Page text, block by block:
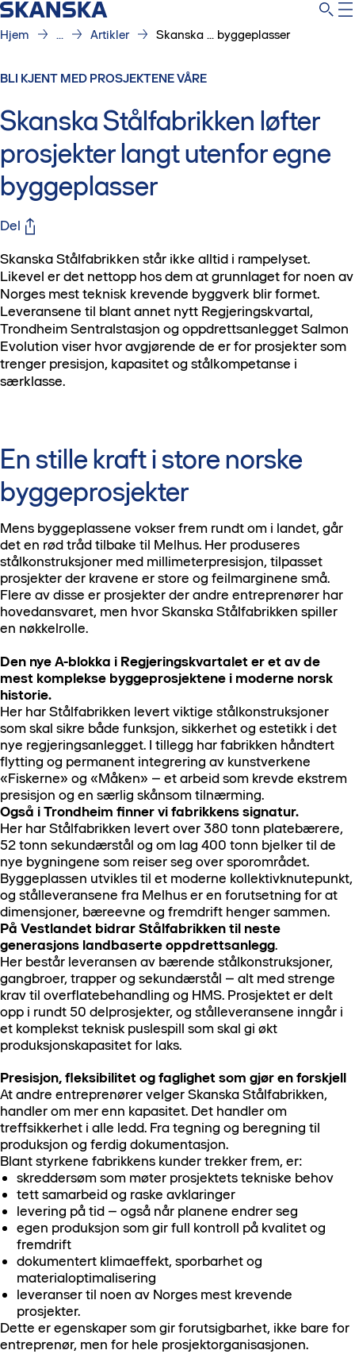
Hjem ... Artikler Skanska ... byggeplasser
BLI KJENT MED PROSJEKTENE VÅRE
Skanska Stålfabrikken løfter
prosjekter langt utenfor egne
byggeplasser
Del
Skanska Stålfabrikken står ikke alltid i rampelyset.
Likevel er det nettopp hos dem at grunnlaget for noen av
Norges mest teknisk krevende byggverk blir formet.
Leveransene til blant annet nytt Regjeringskvartal,
Trondheim Sentralstasjon og oppdrettsanlegget Salmon
Evolution viser hvor avgjørende de er for prosjekter som
trenger presisjon, kapasitet og stålkompetanse i
særklasse.
En stille kraft i store norske
byggeprosjekter
Mens byggeplassene vokser frem rundt om i landet, går
det en rød tråd tilbake til Melhus. Her produseres
stålkonstruksjoner med millimeterpresisjon, tilpasset
prosjekter der kravene er store og feilmarginene små.
Flere av disse er prosjekter der andre entreprenører har
hovedansvaret, men hvor Skanska Stålfabrikken spiller
en nøkkelrolle.
Den nye A-blokka i Regjeringskvartalet er et av de
mest komplekse byggeprosjektene i moderne norsk
historie.
Her har Stålfabrikken levert viktige stålkonstruksjoner
som skal sikre både funksjon, sikkerhet og estetikk i det
nye regjeringsanlegget. I tillegg har fabrikken håndtert
flytting og permanent integrering av kunstverkene
«Fiskerne» og «Måken» – et arbeid som krevde ekstrem
presisjon og en særlig skånsom tilnærming.
Også i Trondheim finner vi fabrikkens signatur.
Her har Stålfabrikken levert over 380 tonn platebærere,
52 tonn sekundærstål og om lag 400 tonn bjelker til de
nye bygningene som reiser seg over sporområdet.
Byggeplassen utvikles til et moderne kollektivknutepunkt,
og stålleveransene fra Melhus er en forutsetning for at
dimensjoner, bæreevne og fremdrift henger sammen.
På Vestlandet bidrar Stålfabrikken til neste
generasjons landbaserte oppdrettsanlegg.
Her består leveransen av bærende stålkonstruksjoner,
gangbroer, trapper og sekundærstål – alt med strenge
krav til overflatebehandling og HMS. Prosjektet er delt
opp i rundt 50 delprosjekter, og stålleveransene inngår i
et komplekst teknisk puslespill som skal gi økt
produksjonskapasitet for laks.
Presisjon, fleksibilitet og faglighet som gjør en forskjell
At andre entreprenører velger Skanska Stålfabrikken,
handler om mer enn kapasitet. Det handler om
treffsikkerhet i alle ledd. Fra tegning og beregning til
produksjon og ferdig dokumentasjon.
Blant styrkene fabrikkens kunder trekker frem, er:
skreddersøm som møter prosjektets tekniske behov
tett samarbeid og raske avklaringer
levering på tid – også når planene endrer seg
egen produksjon som gir full kontroll på kvalitet og
fremdrift
dokumentert klimaeffekt, sporbarhet og
materialoptimalisering
leveranser til noen av Norges mest krevende
prosjekter.
Dette er egenskaper som gir forutsigbarhet, ikke bare for
entreprenør, men for hele prosjektorganisasjonen.